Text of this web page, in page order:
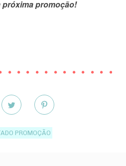
próxima promoção!
PROMOÇÃO